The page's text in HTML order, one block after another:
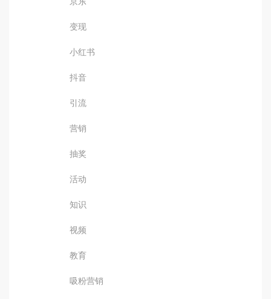
变现
小红书
抖音
引流
营销
抽奖
活动
知识
视频
教育
吸粉营销